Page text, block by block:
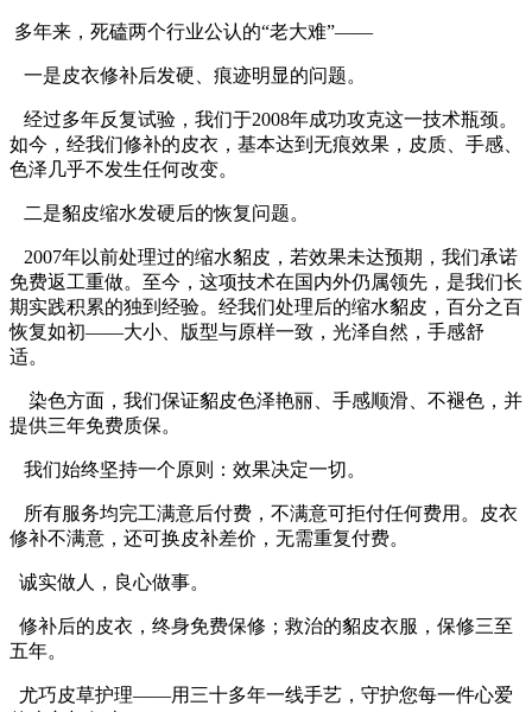
多年来，死磕两个行业公认的“老大难”——
一是皮衣修补后发硬、痕迹明显的问题。
经过多年反复试验，我们于2008年成功攻克这一技术瓶颈。
如今，经我们修补的皮衣，基本达到无痕效果，皮质、手感、
色泽几乎不发生任何改变。
二是貂皮缩水发硬后的恢复问题。
2007年以前处理过的缩水貂皮，若效果未达预期，我们承诺
免费返工重做。至今，这项技术在国内外仍属领先，是我们长
期实践积累的独到经验。经我们处理后的缩水貂皮，百分之百
恢复如初——大小、版型与原样一致，光泽自然，手感舒
适。
染色方面，我们保证貂皮色泽艳丽、手感顺滑、不褪色，并
提供三年免费质保。
我们始终坚持一个原则：效果决定一切。
所有服务均完工满意后付费，不满意可拒付任何费用。皮衣
修补不满意，还可换皮补差价，无需重复付费。
诚实做人，良心做事。
修补后的皮衣，终身免费保修；救治的貂皮衣服，保修三至
五年。
尤巧皮草护理——用三十多年一线手艺，守护您每一件心爱